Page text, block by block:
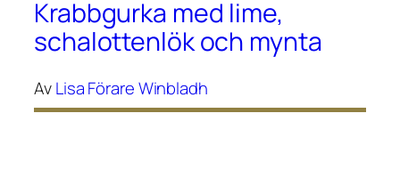
Krabbgurka med lime,
schalottenlök och mynta
AvLisa Förare Winbladh